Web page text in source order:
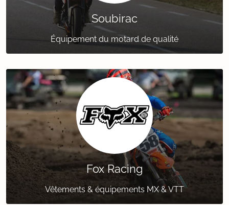
Soubirac
Équipement du motard de qualité
Fox Racing
Vêtements & équipements MX & VTT